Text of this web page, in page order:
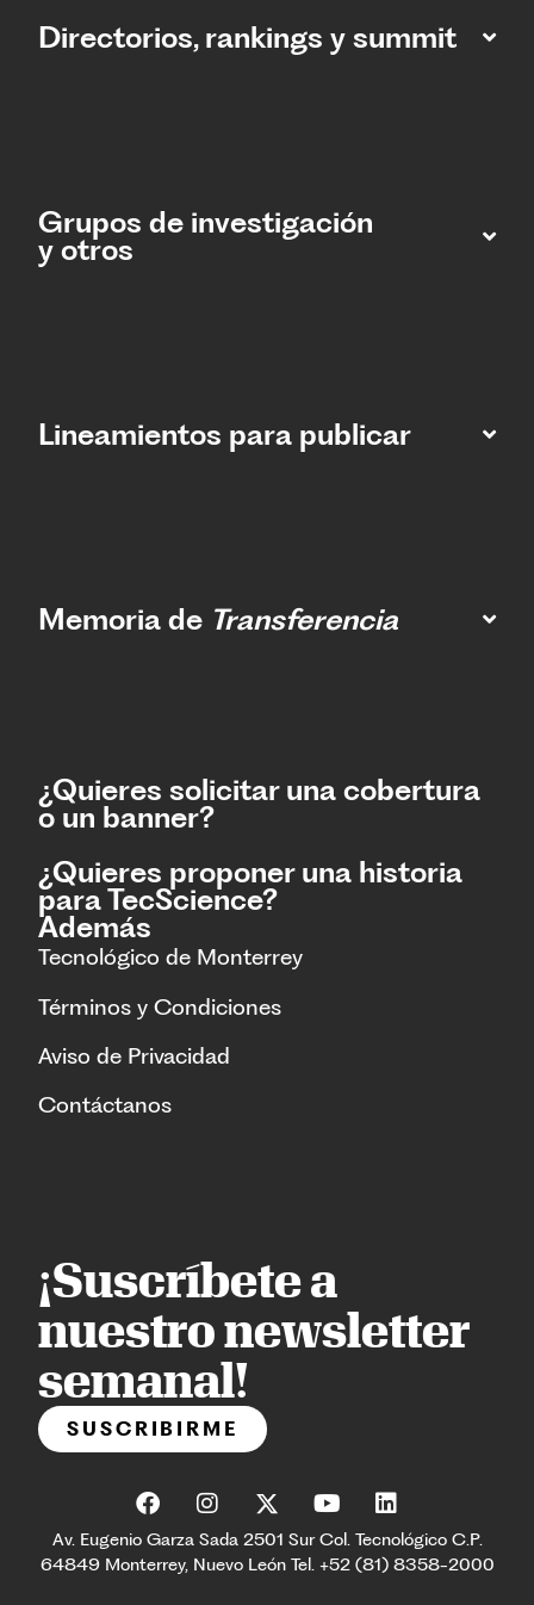
Directorios, rankings y summit
Grupos de investigación
y otros
Lineamientos para publicar
Memoria de Transferencia
¿Quieres solicitar una cobertura
o un banner?
¿Quieres proponer una historia
para TecScience?
Además
Tecnológico de Monterrey
Términos y Condiciones
Aviso de Privacidad
Contáctanos
¡Suscríbete a
nuestro newsletter
semanal!
SUSCRIBIRME
Av. Eugenio Garza Sada 2501 Sur Col. Tecnológico C.P.
64849 Monterrey, Nuevo León Tel. +52 (81) 8358-2000